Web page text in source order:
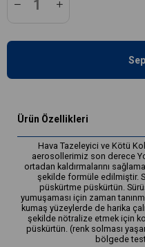
Ürün Özellikleri
Hava Tazeleyici ve Kötü
aerosollerimiz son derece
ortadan kaldırmalarını
şekilde formüle edilmiştir.
püskürtme püskürtün.
yumuşaması için zaman
kumaş yüzeylerde de harika
şekilde nötralize etmek için
püskürtün. (renk solması
bölgede